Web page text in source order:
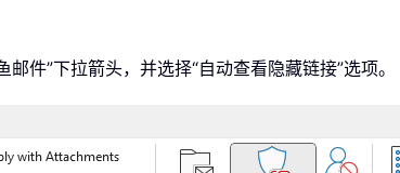
件”下拉箭头，并选择“自动查看隐藏链接”选项。